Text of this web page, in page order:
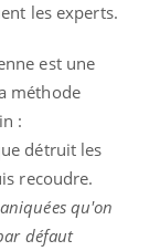
les experts.
est une
méthode
:
détruit les
recoudre.
qu'on
défaut